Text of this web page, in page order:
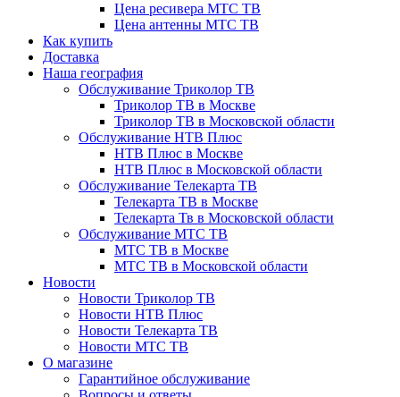
Цена ресивера МТС ТВ
Цена антенны МТС ТВ
Как купить
Доставка
Наша география
Обслуживание Триколор ТВ
Триколор ТВ в Москве
Триколор ТВ в Московской области
Обслуживание НТВ Плюс
НТВ Плюс в Москве
НТВ Плюс в Московской области
Обслуживание Телекарта ТВ
Телекарта ТВ в Москве
Телекарта Тв в Московской области
Обслуживание МТС ТВ
МТС ТВ в Москве
МТС ТВ в Московской области
Новости
Новости Триколор ТВ
Новости НТВ Плюс
Новости Телекарта ТВ
Новости МТС ТВ
О магазине
Гарантийное обслуживание